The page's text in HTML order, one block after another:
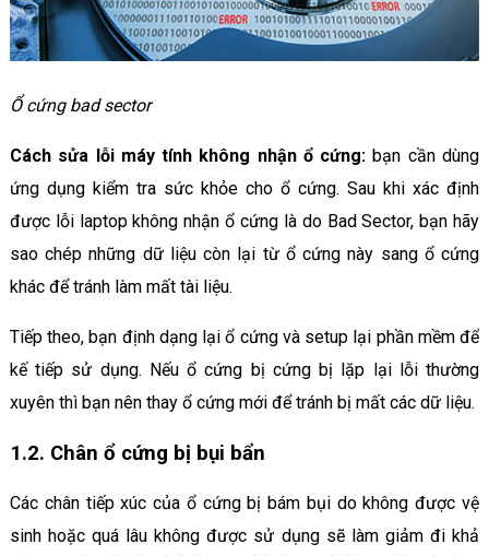
Ổ cứng bad sector
Cách sửa lỗi máy tính không nhận ổ cứng: bạn cần dùng
ứng dụng kiểm tra sức khỏe cho ổ cứng. Sau khi xác định
được lỗi laptop không nhận ổ cứng là do Bad Sector, bạn hãy
sao chép những dữ liệu còn lại từ ổ cứng này sang ổ cứng
khác để tránh làm mất tài liệu.
Tiếp theo, bạn định dạng lại ổ cứng và setup lại phần mềm để
kế tiếp sử dụng. Nếu ổ cứng bị cứng bị lặp lại lỗi thường
xuyên thì bạn nên thay ổ cứng mới để tránh bị mất các dữ liệu.
1.2. Chân ổ cứng bị bụi bẩn
Các chân tiếp xúc của ổ cứng bị bám bụi do không được vệ
sinh hoặc quá lâu không được sử dụng sẽ làm giảm đi khả